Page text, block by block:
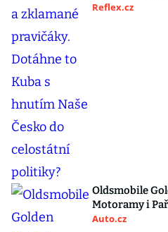
Reflex.cz
Oldsmobile
Motoramy i
Auto.cz